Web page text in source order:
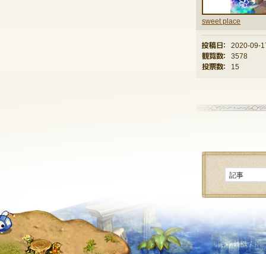
sweet place
投稿日：
2020-09-
観覧数：
3578
投票数：
15